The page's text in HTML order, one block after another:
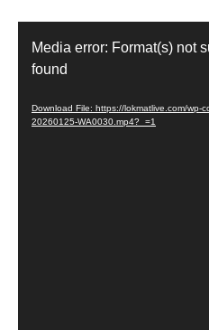
Player
Media error: Format(s) not
found
Download File: https://lokmatlive.com/wp-
20260125-WA0030.mp4?_=1